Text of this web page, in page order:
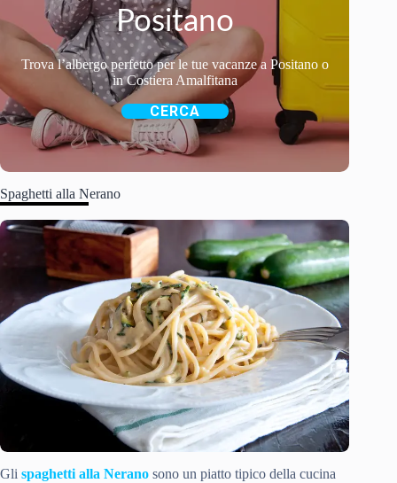
Positano
Trova l’albergo perfetto per le tue vacanze a Positano o
in Costiera Amalfitana
CERCA
Spaghetti alla Nerano
Gli spaghetti alla Nerano sono un piatto tipico della cucina